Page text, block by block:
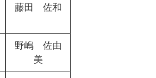
藤田 佐和
野嶋 佐由
美